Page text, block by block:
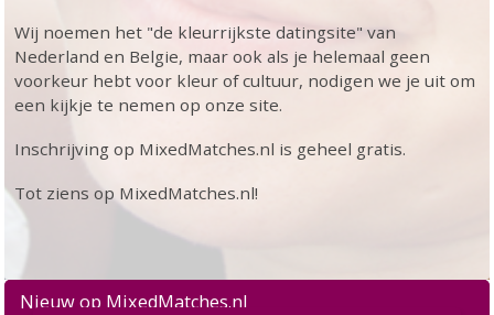
Wij noemen het "de kleurrijkste datingsite" van
Nederland en Belgie, maar ook als je helemaal geen
voorkeur hebt voor kleur of cultuur, nodigen we je uit om
een kijkje te nemen op onze site.
Inschrijving op MixedMatches.nl is geheel gratis.
Tot ziens op MixedMatches.nl!
Nieuw op MixedMatches.nl